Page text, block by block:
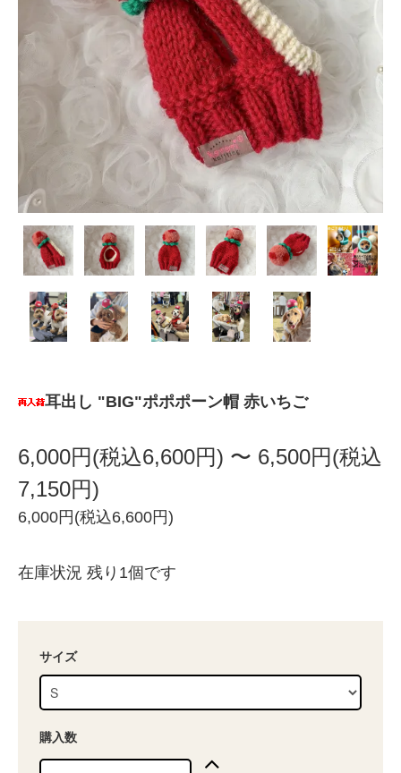
耳出し "BIG"ポポポーン帽 赤いちご
6,000円(税込6,600円) 〜 6,500円(税込
7,150円)
6,000円(税込6,600円)
在庫状況 残り1個です
サイズ
購入数